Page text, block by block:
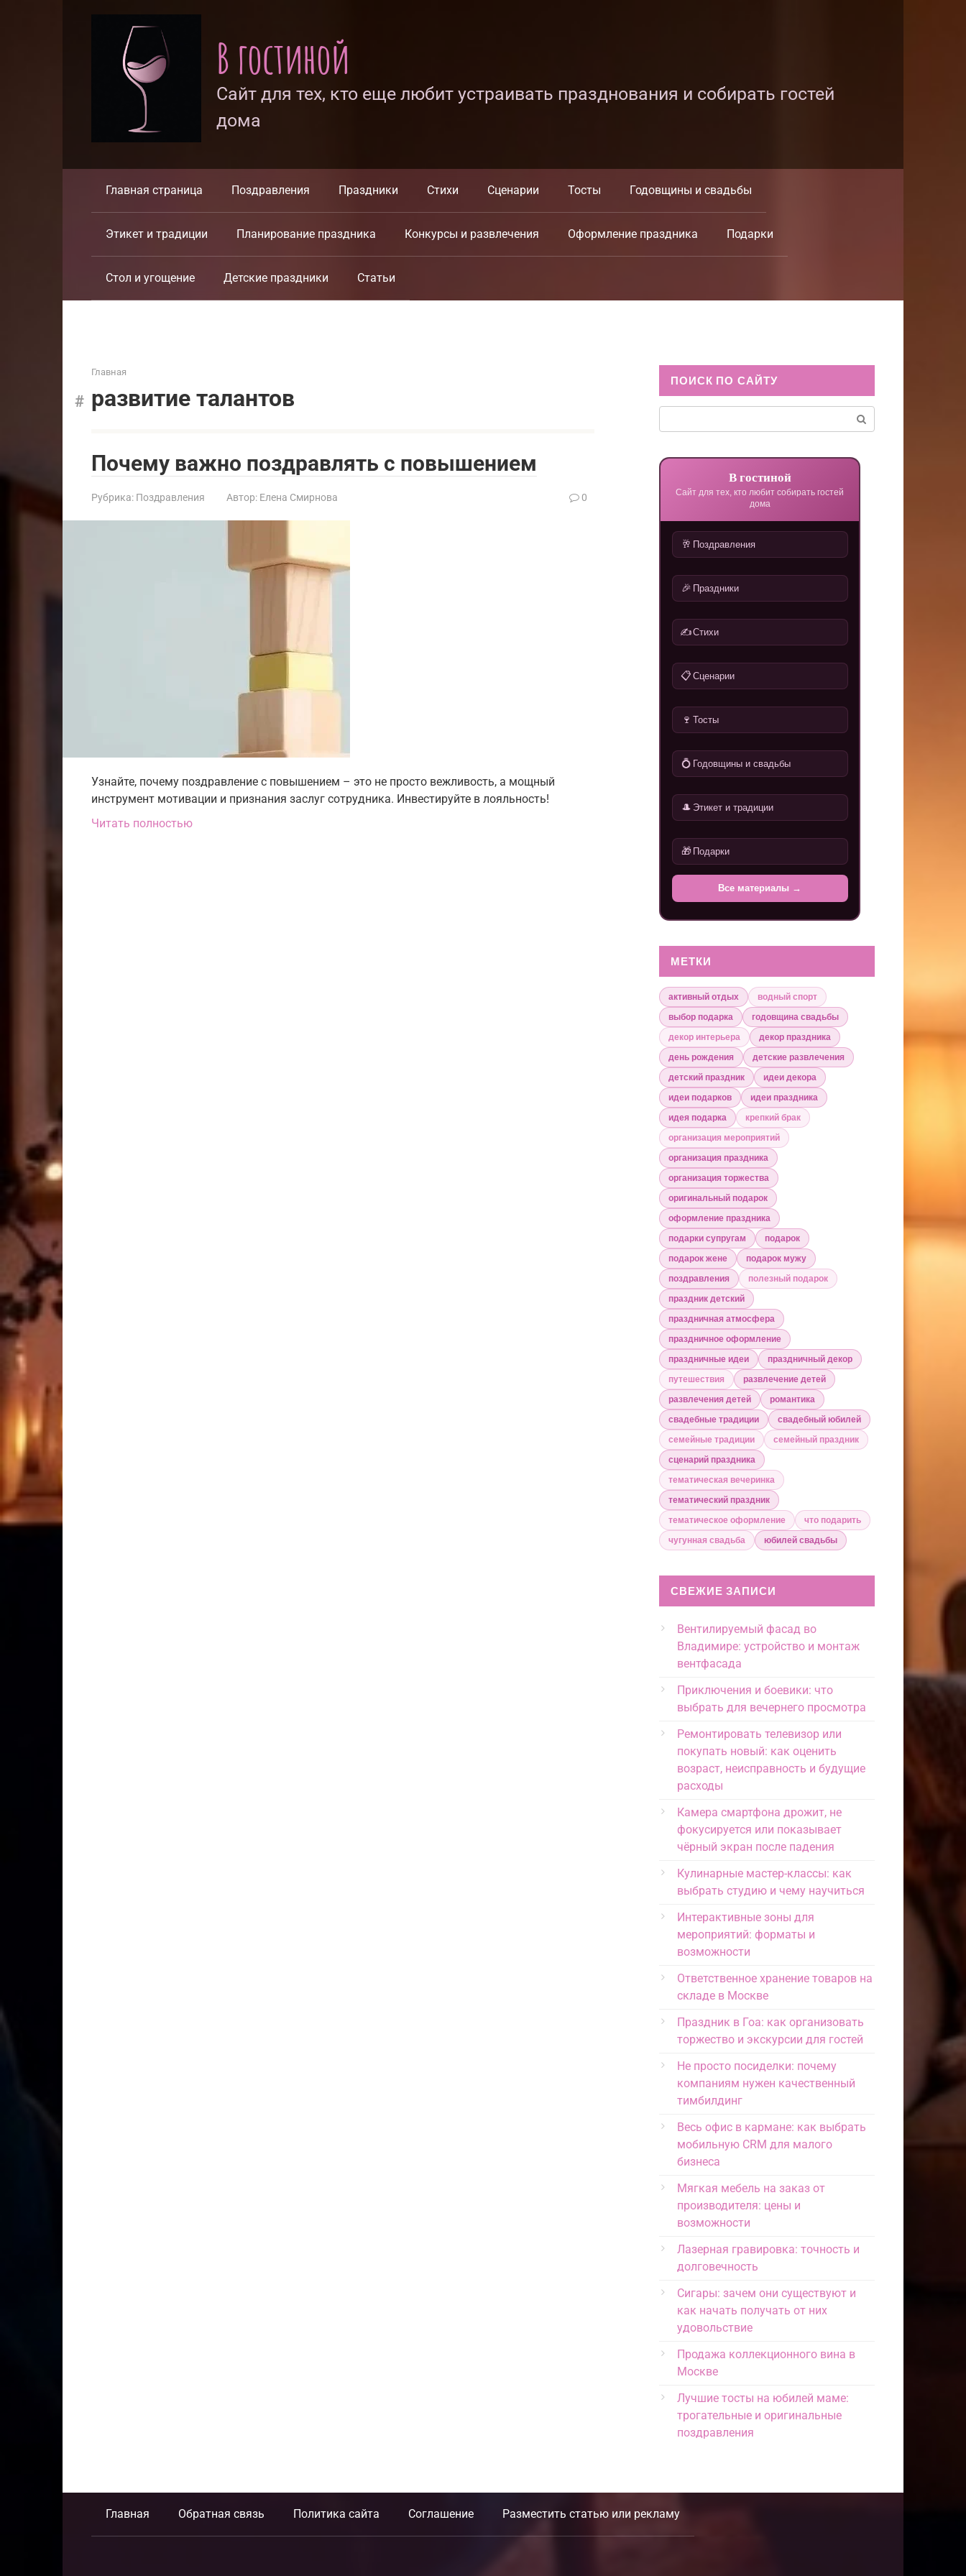
В гостиной
Сайт для тех, кто еще любит устраивать празднования и собирать гостей
дома
Главная страница Поздравления Праздники Стихи Сценарии Тосты Годовщины и свадьбы
Этикет и традиции Планирование праздника Конкурсы и развлечения Оформление праздника Подарки
Стол и угощение Детские праздники Статьи
Главная
развитие талантов
Почему важно поздравлять с повышением
Рубрика: Поздравления Автор: Елена Смирнова 0
Узнайте, почему поздравление с повышением – это не просто вежливость, а мощный
инструмент мотивации и признания заслуг сотрудника. Инвестируйте в лояльность!
Читать полностью
ПОИСК ПО САЙТУ
В гостиной
Сайт для тех, кто любит собирать гостей
дома
🥂 Поздравления
🎉 Праздники
✍️Стихи
📋 Сценарии
🍷 Тосты
💍 Годовщины и свадьбы
🎩 Этикет и традиции
🎁 Подарки
Все материалы →
МЕТКИ
активный отдых
водный спорт
выбор подарка
годовщина свадьбы
декор интерьера
декор праздника
день рождения
детские развлечения
детский праздник
идеи декора
идеи подарков
идеи праздника
идея подарка
крепкий брак
организация мероприятий
организация праздника
организация торжества
оригинальный подарок
оформление праздника
подарки супругам
подарок
подарок жене
подарок мужу
поздравления
полезный подарок
праздник детский
праздничная атмосфера
праздничное оформление
праздничные идеи
праздничный декор
путешествия
развлечение детей
развлечения детей
романтика
свадебные традиции
свадебный юбилей
семейные традиции
семейный праздник
сценарий праздника
тематическая вечеринка
тематический праздник
тематическое оформление
что подарить
чугунная свадьба
юбилей свадьбы
СВЕЖИЕ ЗАПИСИ
Вентилируемый фасад во
Владимире: устройство и монтаж
вентфасада
Приключения и боевики: что
выбрать для вечернего просмотра
Ремонтировать телевизор или
покупать новый: как оценить
возраст, неисправность и будущие
расходы
Камера смартфона дрожит, не
фокусируется или показывает
чёрный экран после падения
Кулинарные мастер-классы: как
выбрать студию и чему научиться
Интерактивные зоны для
мероприятий: форматы и
возможности
Ответственное хранение товаров на
складе в Москве
Праздник в Гоа: как организовать
торжество и экскурсии для гостей
Не просто посиделки: почему
компаниям нужен качественный
тимбилдинг
Весь офис в кармане: как выбрать
мобильную CRM для малого
бизнеса
Мягкая мебель на заказ от
производителя: цены и
возможности
Лазерная гравировка: точность и
долговечность
Сигары: зачем они существуют и
как начать получать от них
удовольствие
Продажа коллекционного вина в
Москве
Лучшие тосты на юбилей маме:
трогательные и оригинальные
поздравления
Главная Обратная связь Политика сайта Соглашение Разместить статью или рекламу